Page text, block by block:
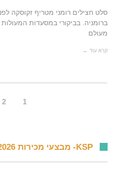
ברומניה. בביקורי במסעדות
מעולם
קרא עוד ←
1
2
KSP- מבצעי מכירות 2026